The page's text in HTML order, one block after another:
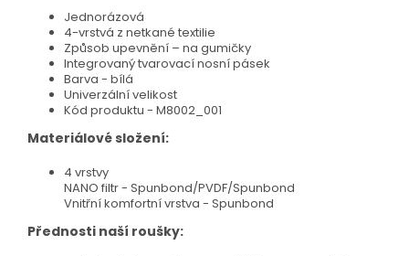
Jednorázová
4-vrstvá z netkané textilie
Způsob upevnění – na gumičky
Integrovaný tvarovací nosní pásek
Barva - bílá
Univerzální velikost
Kód produktu - M8002_001
Materiálové složení:
4 vrstvy
NANO filtr - Spunbond/PVDF/Spunbond
Vnitřní komfortní vrstva - Spunbond
Přednosti naší roušky: